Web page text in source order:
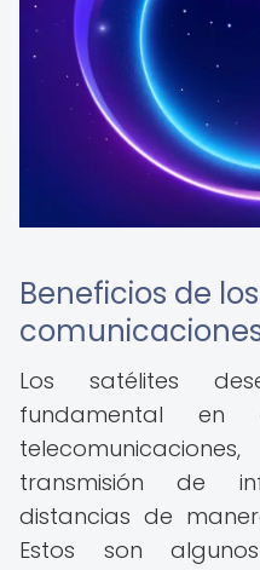
Beneficios de
Los satélites
fundamental
transmisión de
distancias de
Estos son